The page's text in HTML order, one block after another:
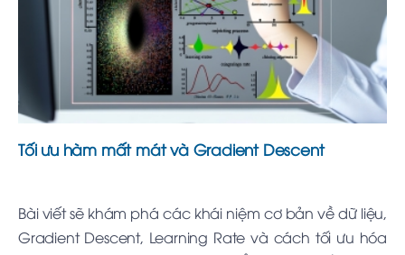
Tối ưu hàm mất mát và Gradient Descent
Bài viết sẽ khám phá các khái niệm cơ bản về dữ liệu,
Gradient Descent, Learning Rate và cách tối ưu hóa